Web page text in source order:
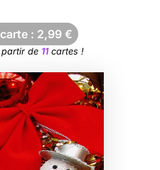
: 2,99 €
de 11cartes !